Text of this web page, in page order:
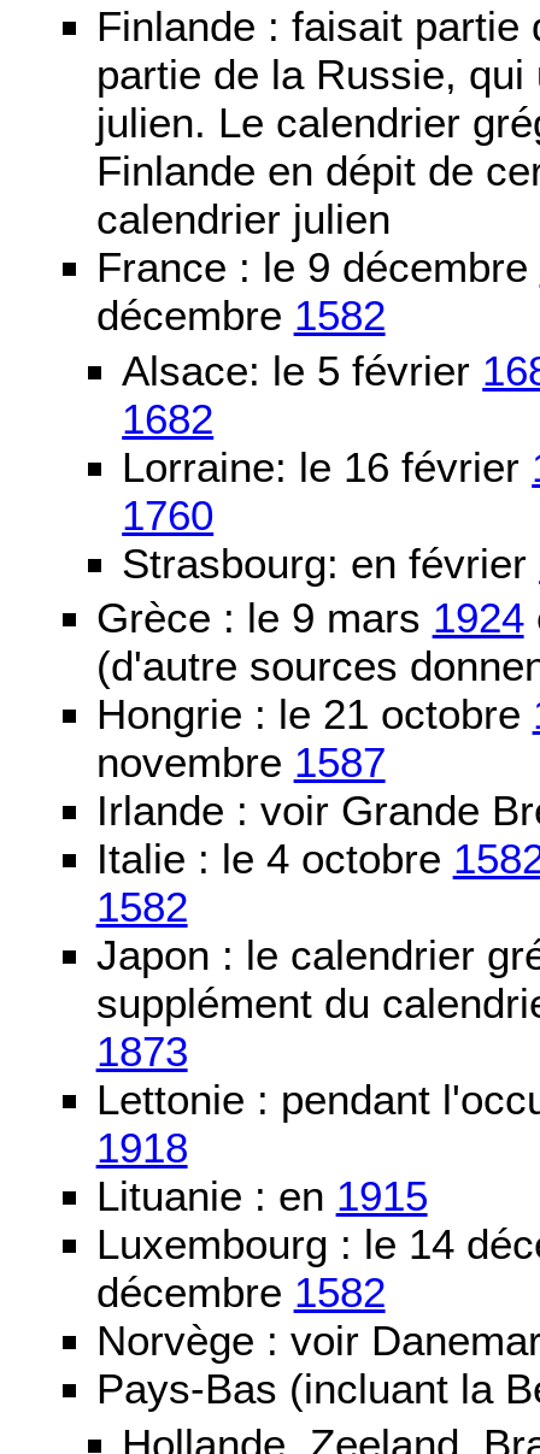
Finlande : faisait partie
partie de la Russie,
julien. Le calendrier
Finlande en dépit de
calendrier julien
France : le 9 décembre
décembre 1582
Alsace: le 5 février
1682
Lorraine: le 16 février
1760
Strasbourg: en février
Grèce : le 9 mars 1924
(d'autre sources
Hongrie : le 21 octobre
novembre 1587
Irlande : voir Grande
Italie : le 4 octobre
1582
Japon : le calendrier
supplément du
1873
Lettonie : pendant
1918
Lituanie : en 1915
Luxembourg : le 14
décembre 1582
Norvège : voir
Pays-Bas (incluant la
Hollande, Zeeland,